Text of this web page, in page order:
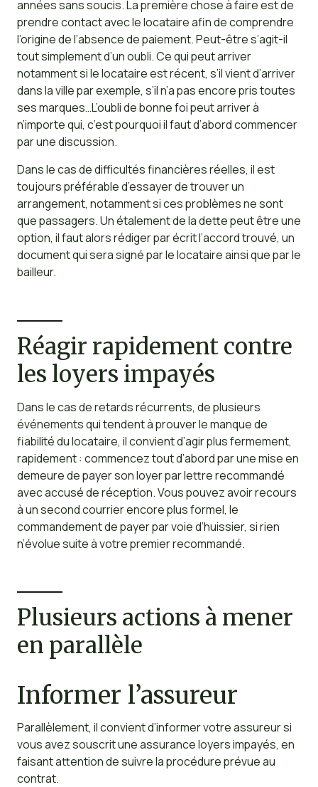
années sans soucis. La première chose à faire est de
prendre contact avec le locataire afin de comprendre
l’origine de l’absence de paiement. Peut-être s’agit-il
tout simplement d’un oubli. Ce qui peut arriver
notamment si le locataire est récent, s’il vient d’arriver
dans la ville par exemple, s’il n’a pas encore pris toutes
ses marques…L’oubli de bonne foi peut arriver à
n’importe qui, c’est pourquoi il faut d’abord commencer
par une discussion.
Dans le cas de difficultés financières réelles, il est
toujours préférable d’essayer de trouver un
arrangement, notamment si ces problèmes ne sont
que passagers. Un étalement de la dette peut être une
option, il faut alors rédiger par écrit l’accord trouvé, un
document qui sera signé par le locataire ainsi que par le
bailleur.
Réagir rapidement contre
les loyers impayés
Dans le cas de retards récurrents, de plusieurs
événements qui tendent à prouver le manque de
fiabilité du locataire, il convient d’agir plus fermement,
rapidement : commencez tout d’abord par une mise en
demeure de payer son loyer par lettre recommandé
avec accusé de réception. Vous pouvez avoir recours
à un second courrier encore plus formel, le
commandement de payer par voie d’huissier, si rien
n’évolue suite à votre premier recommandé.
Plusieurs actions à mener
en parallèle
Informer l’assureur
Parallèlement, il convient d’informer votre assureur si
vous avez souscrit une assurance loyers impayés, en
faisant attention de suivre la procédure prévue au
contrat.